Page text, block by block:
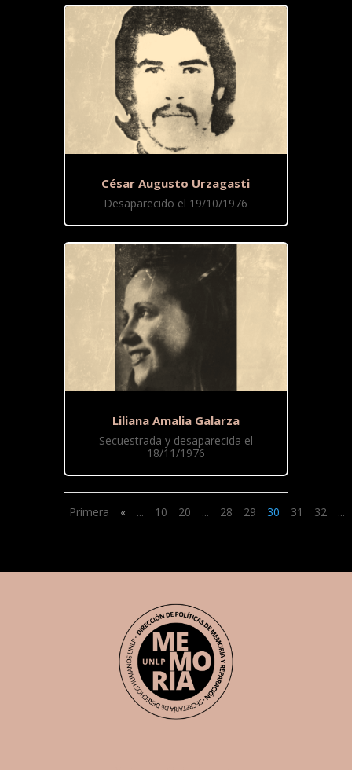
César Augusto Urzagasti
Desaparecido el 19/10/1976
Liliana Amalia Galarza
Secuestrada y desaparecida el
18/11/1976
Primera « ... 10 20 ... 28 29 30 31 32 ...